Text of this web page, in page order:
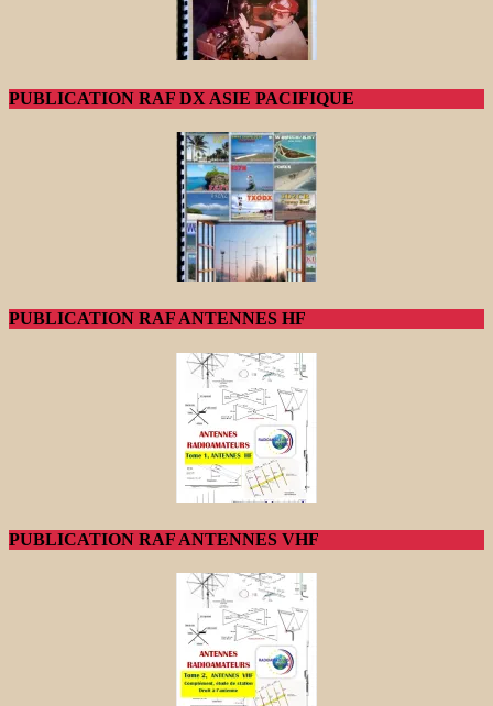
PUBLICATION RAF DX ASIE PACIFIQUE
PUBLICATION RAF ANTENNES HF
PUBLICATION RAF ANTENNES VHF